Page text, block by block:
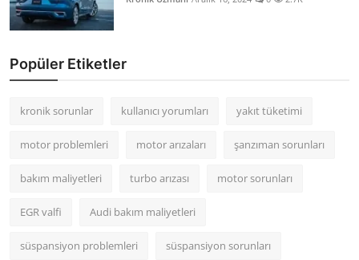
Popüler Etiketler
kronik sorunlar kullanıcı yorumları yakıt tüketimi
motor problemleri motor arızaları şanzıman sorunları
bakım maliyetleri turbo arızası motor sorunları
EGR valfi Audi bakım maliyetleri
süspansiyon problemleri süspansiyon sorunları